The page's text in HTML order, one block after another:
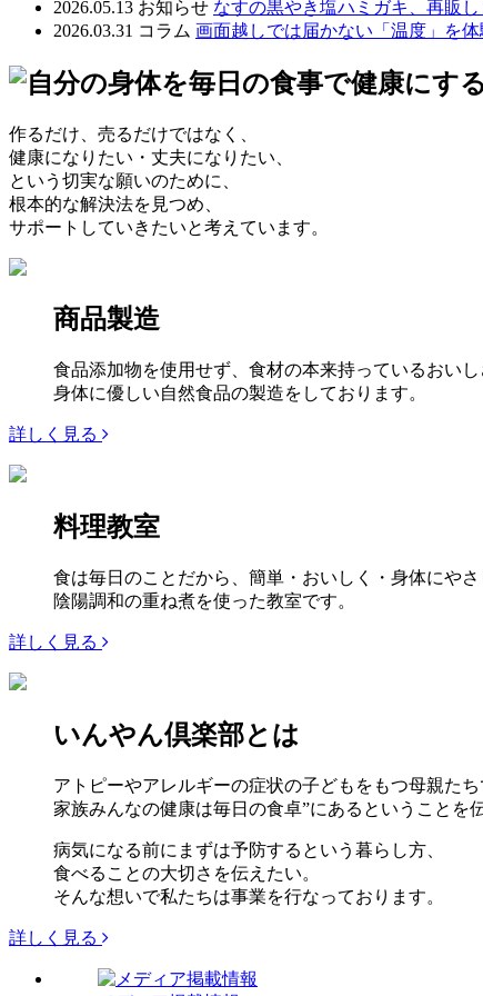
2026.05.13 お知らせ なすの黒やき塩ハミガキ、再販し
2026.03.31 コラム 画面越しでは届かない「温度」を体
作るだけ、売るだけではなく、
健康になりたい・丈夫になりたい、
という切実な願いのために、
根本的な解決法を見つめ、
サポートしていきたいと考えています。
商品製造
食品添加物を使用せず、食材の本来持っているおいし
身体に優しい自然食品の製造をしております。
詳しく見る
料理教室
食は毎日のことだから、簡単・おいしく・身体にやさ
陰陽調和の重ね煮を使った教室です。
詳しく見る
いんやん倶楽部とは
アトピーやアレルギーの症状の子どもをもつ母親たち
家族みんなの健康は毎日の食卓”にあるということ
病気になる前にまずは予防するという暮らし方、
食べることの大切さを伝えたい。
そんな想いで私たちは事業を行なっております。
詳しく見る